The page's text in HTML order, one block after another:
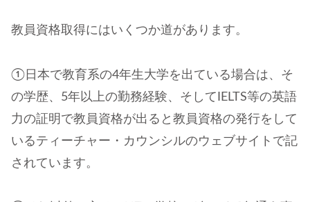
教員資格取得にはいくつか道があります。
①日本で教育系の4年生大学を出ている場合は、そ
の学歴、5年以上の勤務経験、そしてIELTS等の英語
力の証明で教員資格が出ると教員資格の発行をして
いるティーチャー・カウンシルのウェブサイトで記
されています。